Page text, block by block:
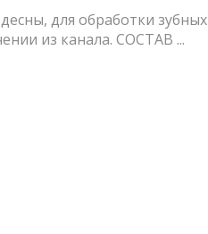
для обработки
из канала. СОСТАВ ...